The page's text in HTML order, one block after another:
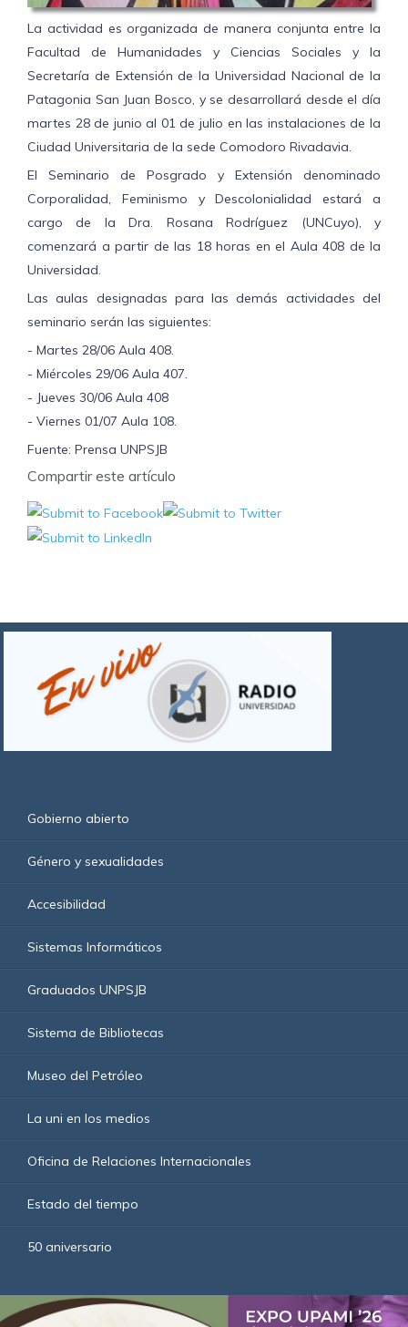
La actividad es organizada de manera conjunta entre la
Facultad de Humanidades y Ciencias Sociales y la
Secretaría de Extensión de la Universidad Nacional de la
Patagonia San Juan Bosco, y se desarrollará desde el día
martes 28 de junio al 01 de julio en las instalaciones de la
Ciudad Universitaria de la sede Comodoro Rivadavia.
El Seminario de Posgrado y Extensión denominado
Corporalidad, Feminismo y Descolonialidad estará a
cargo de la Dra. Rosana Rodríguez (UNCuyo), y
comenzará a partir de las 18 horas en el Aula 408 de la
Universidad.
Las aulas designadas para las demás actividades del
seminario serán las siguientes:
- Martes 28/06 Aula 408.
- Miércoles 29/06 Aula 407.
- Jueves 30/06 Aula 408
- Viernes 01/07 Aula 108.
Fuente: Prensa UNPSJB
Compartir este artículo
Gobierno abierto
Género y sexualidades
Accesibilidad
Sistemas Informáticos
Graduados UNPSJB
Sistema de Bibliotecas
Museo del Petróleo
La uni en los medios
Oficina de Relaciones Internacionales
Estado del tiempo
50 aniversario